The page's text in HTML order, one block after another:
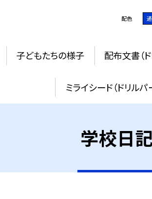
配色
子どもたちの様子 配布文書（
ミライシード（ドリルパ
学校日